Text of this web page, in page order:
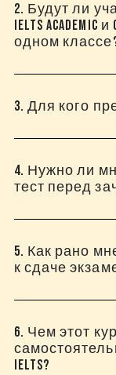
2. Будут ли
IELTS
одном
3. Для кого
4. Нужно ли
тест перед
5. Как рано
к сдаче
6. Чем этот
IELTS?